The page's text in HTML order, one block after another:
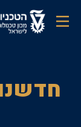
לתוכן
העיקרי
במחקר